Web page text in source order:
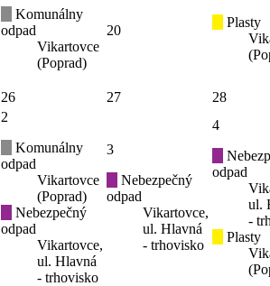
Komunálny
odpad
Vikartovce
(Poprad)
20
Plasty
26 27 28
2
Komunálny
odpad
Vikartovce
(Poprad)
Nebezpečný
odpad
Vikartovce,
ul. Hlavná
- trhovisko
3
Nebezpečný
odpad
Vikartovce,
ul. Hlavná
- trhovisko
4
odpad
ul.
-
Plasty